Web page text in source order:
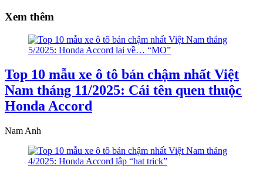
Xem thêm
Top 10 mẫu xe ô tô bán chậm nhất Việt
Nam tháng 11/2025: Cái tên quen thuộc
Honda Accord
Nam Anh